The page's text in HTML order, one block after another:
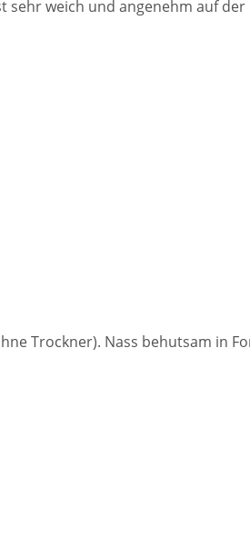
sehr weich und angenehm auf
Trockner). Nass behutsam in